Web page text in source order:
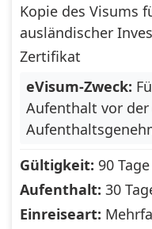
Kyrgyzstan
Latvia
Lesotho
Liechtenstein
Macedonia,
Republic of
Kopie des Visums
ausländischer
Zertifikat
eVisum-Zweck:
Aufenthalt vor
Gültigkeit: 90 Tage
Aufenthalt: 30
Einreiseart: